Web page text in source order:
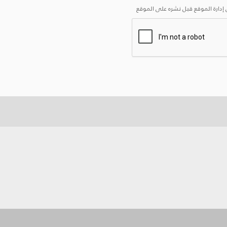
الموقع قبل نشره على الموقع